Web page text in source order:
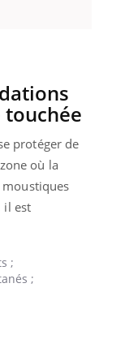
touchée
protéger de
où la
moustiques
il est
;
;